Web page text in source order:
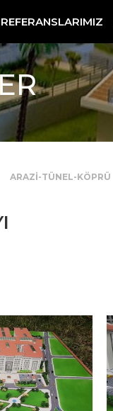
REFERANSLARIMIZ
ARAZİ-TÜNEL-KÖPRÜ